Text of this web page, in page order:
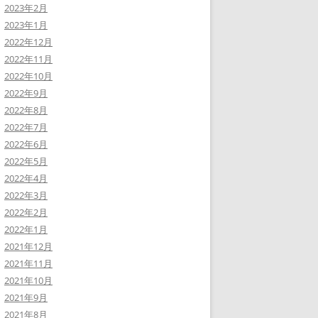
2023年2月
2023年1月
2022年12月
2022年11月
2022年10月
2022年9月
2022年8月
2022年7月
2022年6月
2022年5月
2022年4月
2022年3月
2022年2月
2022年1月
2021年12月
2021年11月
2021年10月
2021年9月
2021年8月